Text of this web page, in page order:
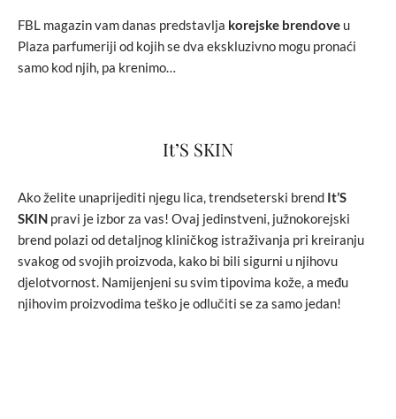
FBL magazin vam danas predstavlja korejske brendove u
Plaza parfumeriji od kojih se dva ekskluzivno mogu pronaći
samo kod njih, pa krenimo…
It’S SKIN
Ako želite unaprijediti njegu lica, trendseterski brend It’S
SKIN pravi je izbor za vas! Ovaj jedinstveni, južnokorejski
brend polazi od detaljnog kliničkog istraživanja pri kreiranju
svakog od svojih proizvoda, kako bi bili sigurni u njihovu
djelotvornost. Namijenjeni su svim tipovima kože, a među
njihovim proizvodima teško je odlučiti se za samo jedan!